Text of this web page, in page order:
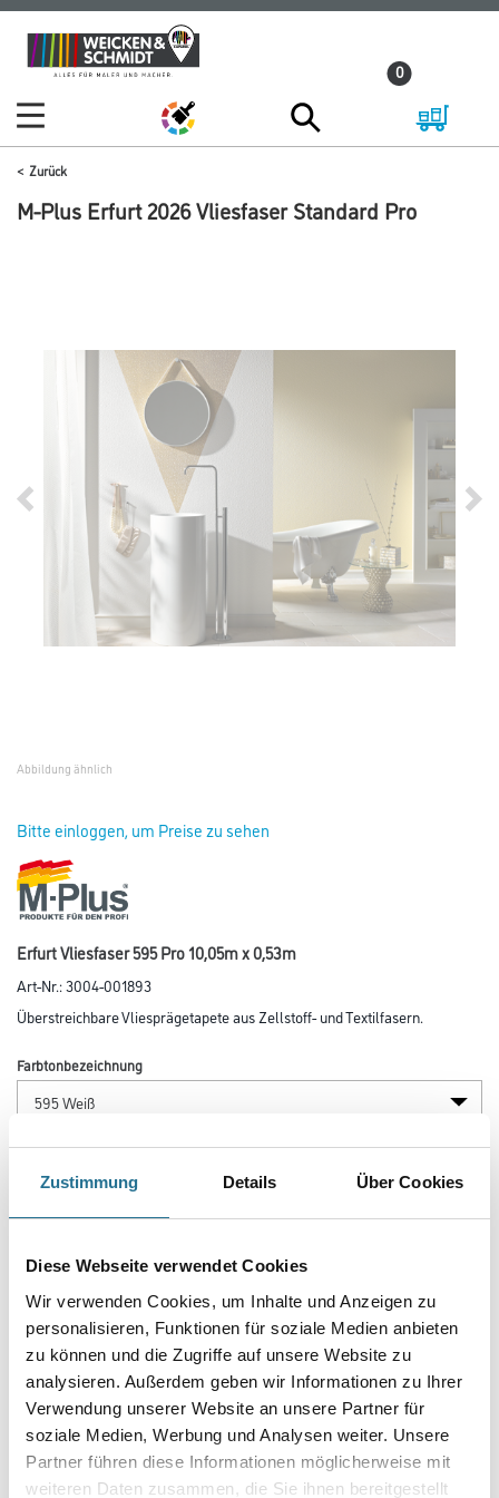
Zustimmung Details Über Cookies
Diese Webseite verwendet Cookies
Wir verwenden Cookies, um Inhalte und Anzeigen zu
personalisieren, Funktionen für soziale Medien anbieten
zu können und die Zugriffe auf unsere Website zu
analysieren. Außerdem geben wir Informationen zu Ihrer
Verwendung unserer Website an unsere Partner für
soziale Medien, Werbung und Analysen weiter. Unsere
Partner führen diese Informationen möglicherweise mit
weiteren Daten zusammen, die Sie ihnen bereitgestellt
Zum
Inhalt
Zum
Navigationsmenü
0
Zurück
M-Plus Erfurt 2026 Vliesfaser Standard Pro
Abbildung ähnlich
Bitte einloggen, um Preise zu sehen
Erfurt Vliesfaser 595 Pro 10,05m x 0,53m
Art-Nr.:3004-001893
Überstreichbare Vliesprägetapete aus Zellstoff- und Textilfasern.
Farbtonbezeichnung
Länge in centimeter
Gebinde
Umrechnungsfaktoren